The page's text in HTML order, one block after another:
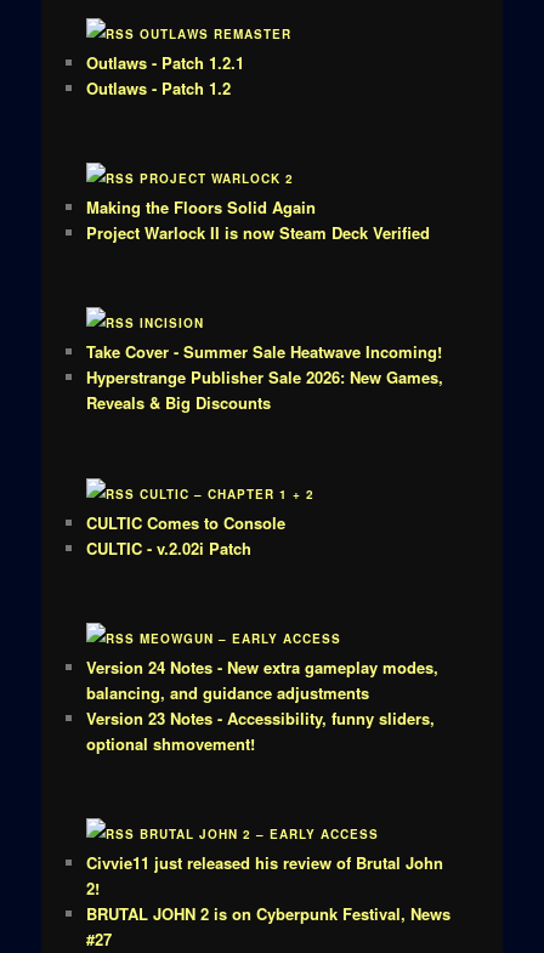
OUTLAWS REMASTER
Outlaws - Patch 1.2.1
Outlaws - Patch 1.2
PROJECT WARLOCK 2
Making the Floors Solid Again
Project Warlock II is now Steam Deck Verified
INCISION
Take Cover - Summer Sale Heatwave Incoming!
Hyperstrange Publisher Sale 2026: New Games,
Reveals & Big Discounts
CULTIC – CHAPTER 1 + 2
CULTIC Comes to Console
CULTIC - v.2.02i Patch
MEOWGUN – EARLY ACCESS
Version 24 Notes - New extra gameplay modes,
balancing, and guidance adjustments
Version 23 Notes - Accessibility, funny sliders,
optional shmovement!
BRUTAL JOHN 2 – EARLY ACCESS
Civvie11 just released his review of Brutal John
2!
BRUTAL JOHN 2 is on Cyberpunk Festival, News
#27